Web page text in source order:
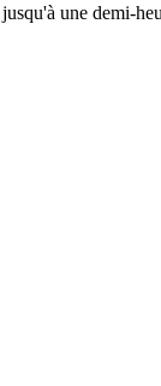
une demi-